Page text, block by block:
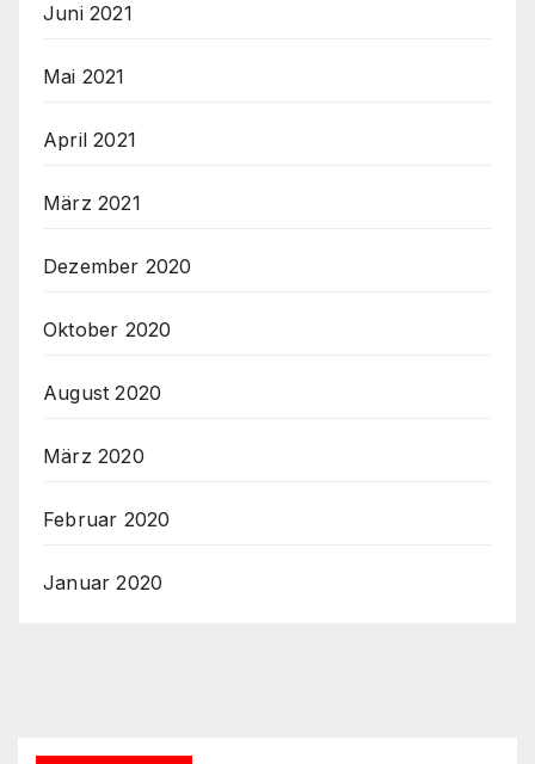
Juni 2021
Mai 2021
April 2021
März 2021
Dezember 2020
Oktober 2020
August 2020
März 2020
Februar 2020
Januar 2020